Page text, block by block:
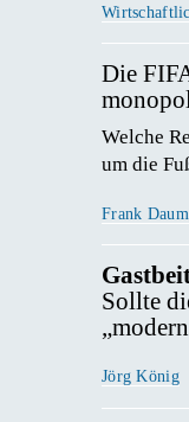
Die
Welche
um die
Frank
Sollte
Jörg König